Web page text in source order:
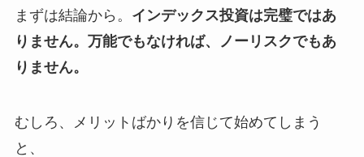
まずは結論から。 インデックス投資は完璧ではあ
りません。万能でもなければ、ノーリスクでもあ
りません。
むしろ、メリットばかりを信じて始めてしまう
と、